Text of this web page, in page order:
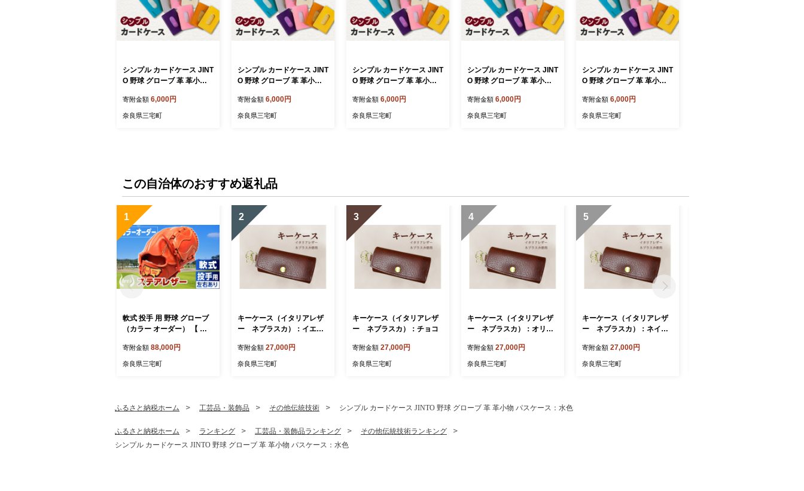
シンプル カードケース JINT
O 野球 グローブ 革 革小物
寄附金額 6,000円
奈良県三宅町
シンプル カードケース JINT
O 野球 グローブ 革 革小物
寄附金額 6,000円
奈良県三宅町
シンプル カードケース JINT
O 野球 グローブ 革 革小物
寄附金額 6,000円
奈良県三宅町
シンプル カードケース JINT
O 野球 グローブ 革 革小物
寄附金額 6,000円
奈良県三宅町
シンプル カードケース JINT
O 野球 グローブ 革 革小物
寄附金額 6,000円
奈良県三宅町
この自治体のおすすめ返礼品
1
軟式 投手 用 野球 グローブ
（カラー オーダー） 【 吉
大人 成人 右投げ グラブ プ
レゼント 親子 メンズ レデ
寄附金額 88,000円
奈良県三宅町
2
キーケース（イタリアレザ
ー ネブラスカ）：イエロ
寄附金額 27,000円
奈良県三宅町
3
キーケース（イタリアレザ
ー ネブラスカ）：チョコ
寄附金額 27,000円
奈良県三宅町
4
キーケース（イタリアレザ
ー ネブラスカ）：オリー
寄附金額 27,000円
奈良県三宅町
5
キーケース（イタリアレザ
ー ネブラスカ）：ネイビ
寄附金額 27,000円
奈良県三宅町
ふるさと納税ホーム 工芸品・装飾品 その他伝統技術 シンプル カードケース JINTO 野球 グローブ 革 革小物 パスケース：水色
ふるさと納税ホーム ランキング 工芸品・装飾品ランキング
その他伝統技術ランキング
シンプル カードケース JINTO 野球 グローブ 革 革小物 パスケース：水色